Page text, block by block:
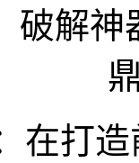
在打